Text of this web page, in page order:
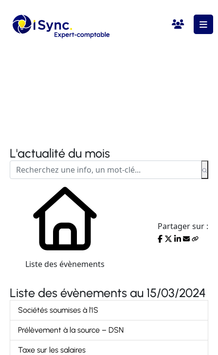
L'actualité du mois
Liste des évènements
Partager sur :
Liste des évènements au 15/03/2024
Sociétés soumises à l'IS
Prélèvement à la source – DSN
Taxe sur les salaires